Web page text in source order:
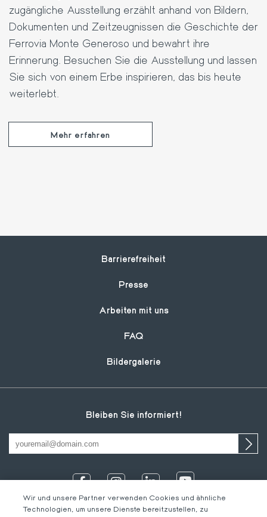
zugängliche Ausstellung erzählt anhand von Bildern,
Dokumenten und Zeitzeugnissen die Geschichte der
Ferrovia Monte Generoso und bewahrt ihre
Erinnerung. Besuchen Sie die Ausstellung und lassen
Sie sich von einem Erbe inspirieren, das bis heute
weiterlebt.
Mehr erfahren
Footer
Barrierefreiheit
Presse
Arbeiten mit uns
FAQ
Bildergalerie
Bleiben Sie informiert!
Wir und unsere Partner verwenden Cookies und ähnliche
Technologien, um unsere Dienste bereitzustellen, zu